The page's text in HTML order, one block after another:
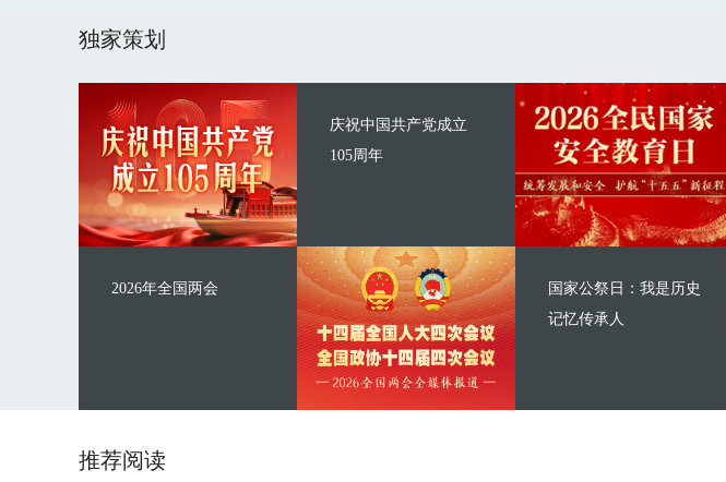
独家策划
庆祝中国共产党成立
105周年
2026年全国两会
国家公祭日：我是历史
记忆传承人
推荐阅读